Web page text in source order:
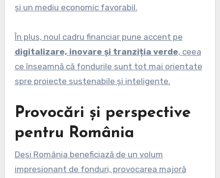
și un mediu economic favorabil.
În plus, noul cadru financiar pune accent pe
digitalizare, inovare și tranziția verde, ceea
ce înseamnă că fondurile sunt tot mai orientate
spre proiecte sustenabile și inteligente.
Provocări și perspective
pentru România
Deși România beneficiază de un volum
impresionant de fonduri, provocarea majoră